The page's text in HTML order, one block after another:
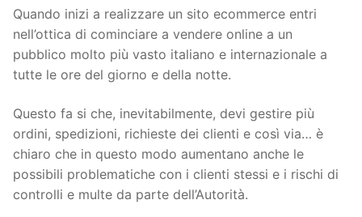
Quando inizi a realizzare un sito ecommerce entri
nell’ottica di cominciare a vendere online a un
pubblico molto più vasto italiano e internazionale a
tutte le ore del giorno e della notte.
Questo fa si che, inevitabilmente, devi gestire più
ordini, spedizioni, richieste dei clienti e così via… è
chiaro che in questo modo aumentano anche le
possibili problematiche con i clienti stessi e i rischi di
controlli e multe da parte dell’Autorità.